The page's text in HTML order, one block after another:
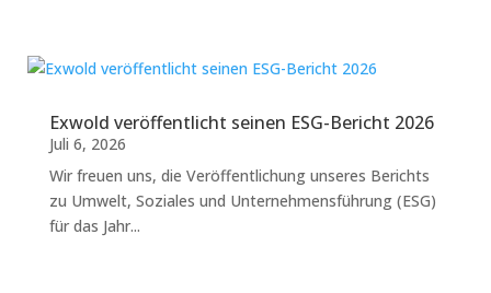
Exwold veröffentlicht seinen ESG-Bericht 2026
Juli 6, 2026
Wir freuen uns, die Veröffentlichung unseres Berichts
zu Umwelt, Soziales und Unternehmensführung (ESG)
für das Jahr...